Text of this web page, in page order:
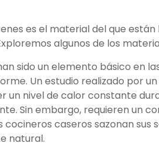
es el material del que
algunos de los
sido un elemento básico en
Un estudio realizado por
un nivel de calor constante
Sin embargo, requieren un
caseros sazonan
natural.